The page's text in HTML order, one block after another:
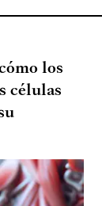
los
células